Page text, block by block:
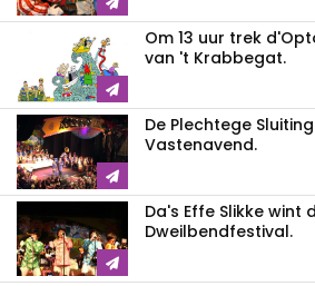
Om 13 uur trek
van 't Krabbegat.
De Plechtege
Vastenavend.
Da's Effe Slikke wint
Dweilbendfestival.